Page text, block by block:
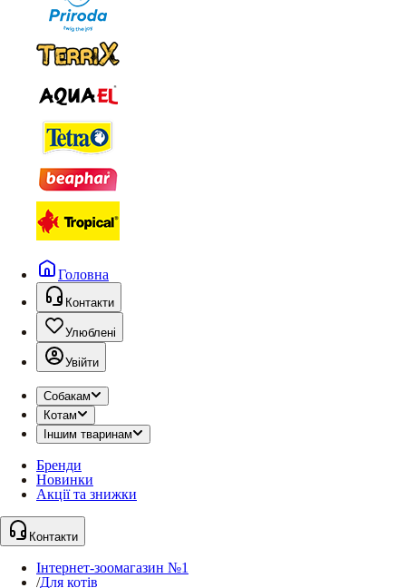
Головна
Контакти
Улюблені
Увійти
Собакам
Котам
Іншим тваринам
Бренди
Новинки
Акції та знижки
Контакти
Інтернет-зоомагазин №1
/Для котів